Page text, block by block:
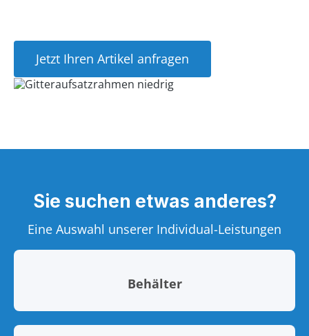
Jetzt Ihren Artikel anfragen
Sie suchen etwas anderes?
Eine Auswahl unserer Individual-Leistungen
Behälter